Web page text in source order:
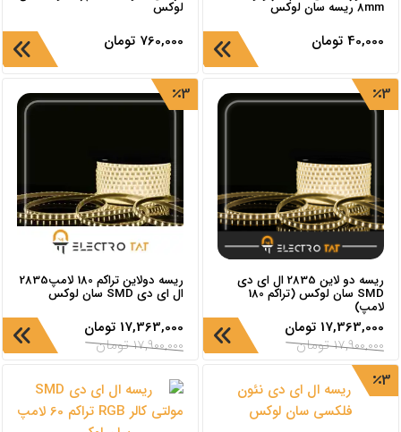
8mm ریسه سان لوکس
40,000 تومان
لوکس
760,000 تومان
3
ریسه دو لاین 2835 ال ای دی
SMD سان لوکس (تراکم 180
لامپ)
17,363,000 تومان
17,900,000 تومان
3
ریسه دولاین تراکم 180 لامپ2835
ال ای دی SMD سان لوکس
17,363,000 تومان
17,900,000 تومان
3